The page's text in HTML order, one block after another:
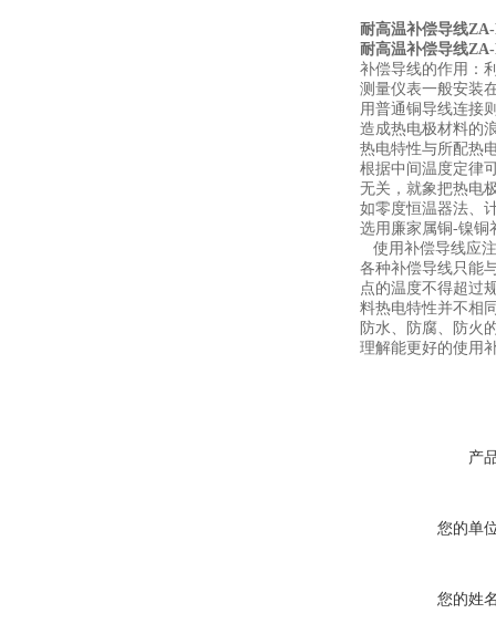
耐高温补偿导线
耐高温补偿导线
补偿导线的作用：
测量仪表一般安装
用普通铜导线连接
造成热电极材料的
热电特性与所配热
根据中间温度定律
无关，就象把热电
如零度恒温器法、
选用廉家属铜-镍铜
使用补偿导线应
各种补偿导线只能
点的温度不得超过
料热电特性并不相
防水、防腐、防火
理解能更好的使用
产
您的单
您的姓